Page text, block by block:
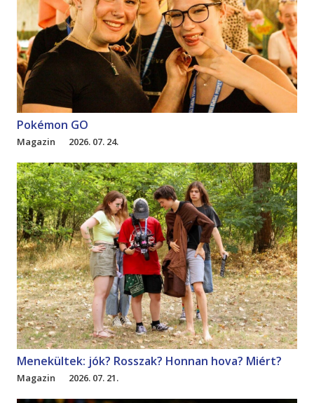
Pokémon GO
Magazin 2026. 07. 24.
Menekültek: jók? Rosszak? Honnan hova? Miért?
Magazin 2026. 07. 21.